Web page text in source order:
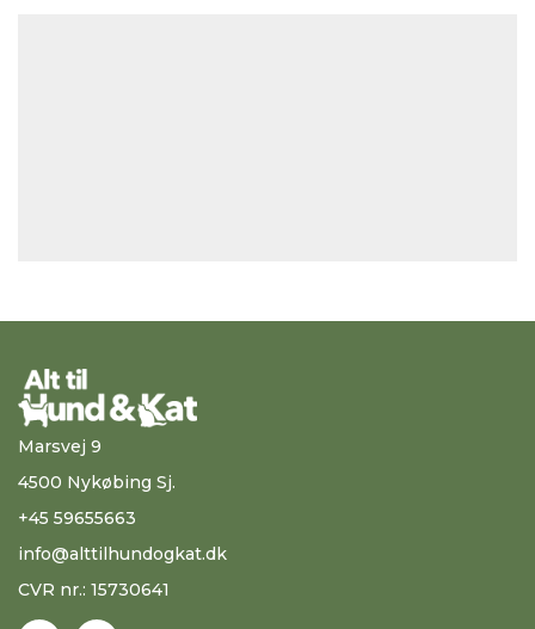
Marsvej 9
4500 Nykøbing Sj.
+45 59655663
info@alttilhundogkat.dk
CVR nr.: 15730641